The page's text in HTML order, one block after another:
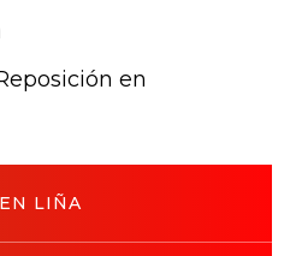
en
LIÑA